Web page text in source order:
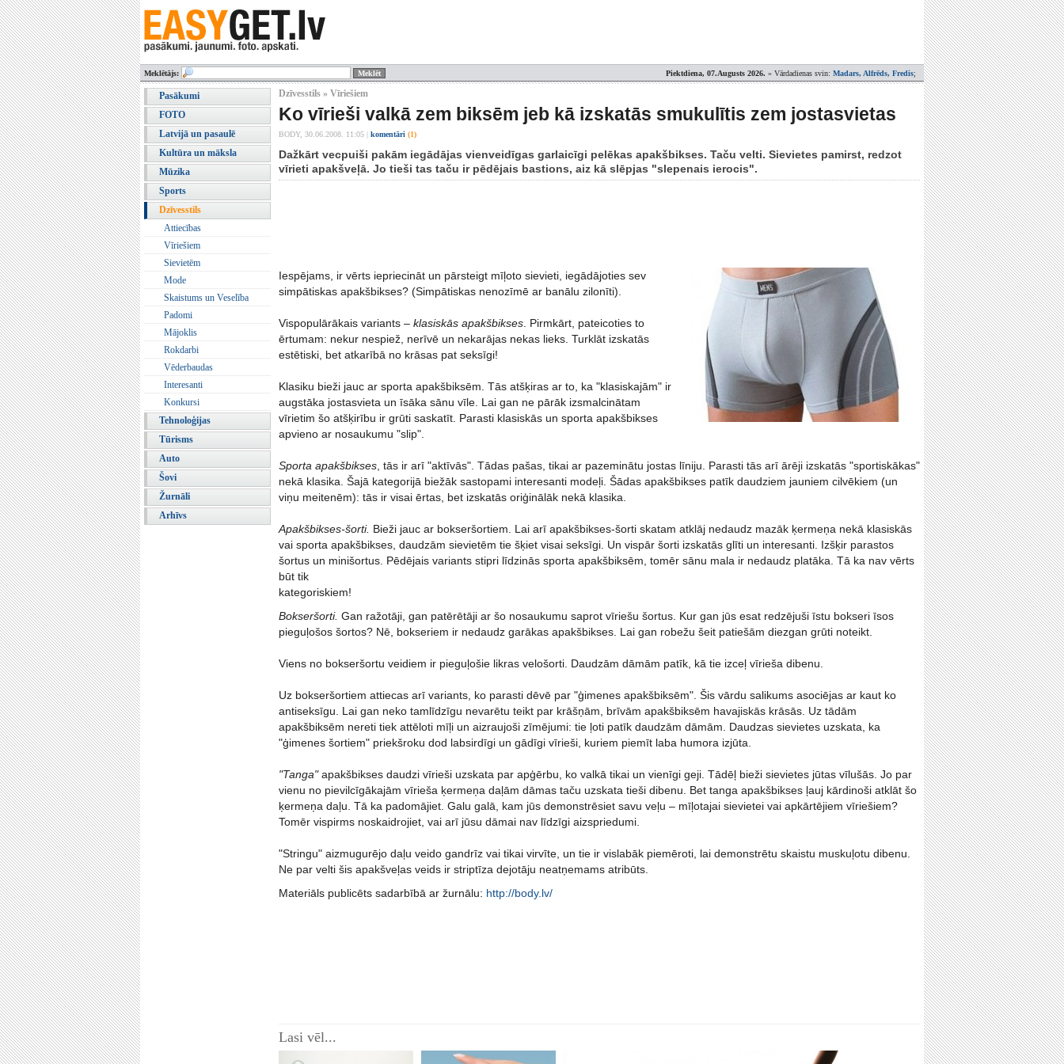
Piektdiena, 07.Augusts 2026. » Vārdadienas svin: Madars, Alfrēds, Fredis;
Meklētājs:
Pasākumi
FOTO
Latvijā un pasaulē
Kultūra un māksla
Mūzika
Sports
Dzīvesstils
Attiecības
Vīriešiem
Sievietēm
Mode
Skaistums un Veselība
Padomi
Mājoklis
Rokdarbi
Vēderbaudas
Interesanti
Konkursi
Tehnoloģijas
Tūrisms
Auto
Šovi
Žurnāli
Arhīvs
Dzīvesstils » Vīriešiem
Ko vīrieši valkā zem biksēm jeb kā izskatās smukulītis zem jostasvietas
BODY, 30.06.2008. 11:05 komentāri (1)
Dažkārt vecpuiši pakām iegādājas vienveidīgas garlaicīgi pelēkas apakšbikses. Taču velti. Sievietes pamirst, redzot
vīrieti apakšveļā. Jo tieši tas taču ir pēdējais bastions, aiz kā slēpjas "slepenais ierocis".
Iespējams, ir vērts iepriecināt un pārsteigt mīļoto sievieti, iegādājoties sev
simpātiskas apakšbikses? (Simpātiskas nenozīmē ar banālu zilonīti).
Vispopulārākais variants – klasiskās apakšbikses . Pirmkārt, pateicoties to
ērtumam: nekur nespiež, nerīvē un nekarājas nekas lieks. Turklāt izskatās
estētiski, bet atkarībā no krāsas pat seksīgi!
Klasiku bieži jauc ar sporta apakšbiksēm. Tās atšķiras ar to, ka "klasiskajām" ir
augstāka jostasvieta un īsāka sānu vīle. Lai gan ne pārāk izsmalcinātam
vīrietim šo atšķirību ir grūti saskatīt. Parasti klasiskās un sporta apakšbikses
apvieno ar nosaukumu "slip".
Sporta apakšbikses , tās ir arī "aktīvās". Tādas pašas, tikai ar pazeminātu jostas līniju. Parasti tās arī ārēji izskatās "sportiskākas"
nekā klasika. Šajā kategorijā biežāk sastopami interesanti modeļi. Šādas apakšbikses patīk daudziem jauniem cilvēkiem (un
viņu meitenēm): tās ir visai ērtas, bet izskatās oriģinālāk nekā klasika.
Apakšbikses-šorti. Bieži jauc ar bokseršortiem. Lai arī apakšbikses-šorti skatam atklāj nedaudz mazāk ķermeņa nekā klasiskās
vai sporta apakšbikses, daudzām sievietēm tie šķiet visai seksīgi. Un vispār šorti izskatās glīti un interesanti. Izšķir parastos
šortus un minišortus. Pēdējais variants stipri līdzinās sporta apakšbiksēm, tomēr sānu mala ir nedaudz platāka. Tā ka nav vērts
būt tik
kategoriskiem!
Bokseršorti. Gan ražotāji, gan patērētāji ar šo nosaukumu saprot vīriešu šortus. Kur gan jūs esat redzējuši īstu bokseri īsos
pieguļošos šortos? Nē, bokseriem ir nedaudz garākas apakšbikses. Lai gan robežu šeit patiešām diezgan grūti noteikt.
Viens no bokseršortu veidiem ir pieguļošie likras velošorti. Daudzām dāmām patīk, kā tie izceļ vīrieša dibenu.
Uz bokseršortiem attiecas arī variants, ko parasti dēvē par "ģimenes apakšbiksēm". Šis vārdu salikums asociējas ar kaut ko
antiseksīgu. Lai gan neko tamlīdzīgu nevarētu teikt par krāšņām, brīvām apakšbiksēm havajiskās krāsās. Uz tādām
apakšbiksēm nereti tiek attēloti mīļi un aizraujoši zīmējumi: tie ļoti patīk daudzām dāmām. Daudzas sievietes uzskata, ka
"ģimenes šortiem" priekšroku dod labsirdīgi un gādīgi vīrieši, kuriem piemīt laba humora izjūta.
"Tanga"apakšbikses daudzi vīrieši uzskata par apģērbu, ko valkā tikai un vienīgi geji. Tādēļ bieži sievietes jūtas vīlušās. Jo par
vienu no pievilcīgākajām vīrieša ķermeņa daļām dāmas taču uzskata tieši dibenu. Bet tanga apakšbikses ļauj kārdinoši atklāt šo
ķermeņa daļu. Tā ka padomājiet. Galu galā, kam jūs demonstrēsiet savu veļu – mīļotajai sievietei vai apkārtējiem vīriešiem?
Tomēr vispirms noskaidrojiet, vai arī jūsu dāmai nav līdzīgi aizspriedumi.
"Stringu" aizmugurējo daļu veido gandrīz vai tikai virvīte, un tie ir vislabāk piemēroti, lai demonstrētu skaistu muskuļotu dibenu.
Ne par velti šis apakšveļas veids ir striptīza dejotāju neatņemams atribūts.
Materiāls publicēts sadarbībā ar žurnālu: http://body.lv/
Lasi vēl...